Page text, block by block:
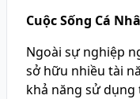
Cuộc Sống Cá
Ngoài sự nghiệp
sở hữu nhiều tài
khả năng sử